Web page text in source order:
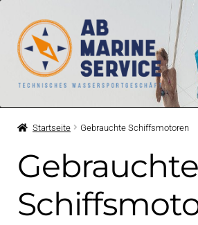
Zur
Navigation
springen
Zum
Inhalt
springen
Home
Motorteile
Startseite Gebrauchte Schiffsmotoren
Gebrauchte